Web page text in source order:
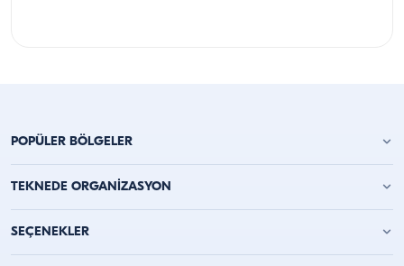
POPÜLER BÖLGELER
Antalya Yat Kiralama
Kaş Tekne Kiralama
Kalkan Tekne Kiralama
TEKNEDE ORGANİZASYON
Teknede Doğum Günü Partisi
SEÇENEKLER